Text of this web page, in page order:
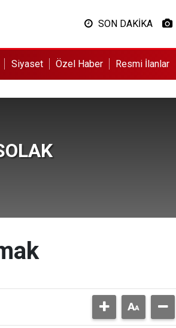
SON DAKİKA
Siyaset Özel Haber Resmi İlanlar